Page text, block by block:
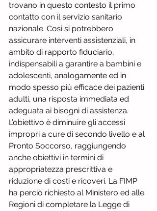
trovano in questo contesto il primo
contatto con il servizio sanitario
nazionale. Così si potrebbero
assicurare interventi assistenziali, in
ambito di rapporto fiduciario,
indispensabili a garantire a bambini e
adolescenti, analogamente ed in
modo spesso più efficace dei pazienti
adulti, una risposta immediata ed
adeguata ai bisogni di assistenza.
L’obiettivo è diminuire gli accessi
impropri a cure di secondo livello e al
Pronto Soccorso, raggiungendo
anche obiettivi in termini di
appropriatezza prescrittiva e
riduzione di costi e ricoveri. La FIMP
ha perciò richiesto al Ministero ed alle
Regioni di completare la Legge di